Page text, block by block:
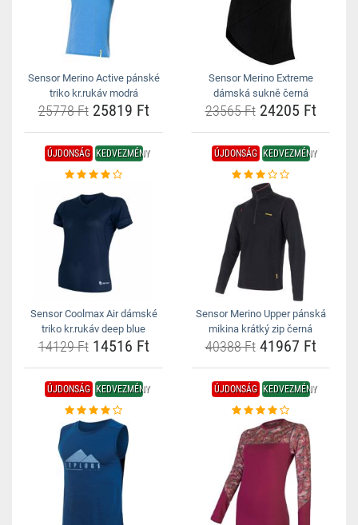
Sensor Merino Active pánské
triko kr.rukáv modrá
25778 Ft25819 Ft
Sensor Merino Extreme
dámská sukně černá
23565 Ft24205 Ft
ÚJDONSÁG KEDVEZMÉNY
Sensor Coolmax Air dámské
triko kr.rukáv deep blue
14129 Ft14516 Ft
ÚJDONSÁG KEDVEZMÉNY
Sensor Merino Upper pánská
mikina krátký zip černá
40388 Ft41967 Ft
ÚJDONSÁG KEDVEZMÉNY ÚJDONSÁG KEDVEZMÉNY